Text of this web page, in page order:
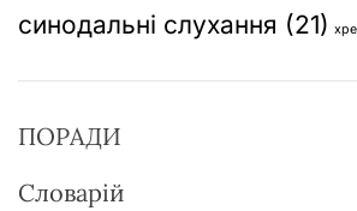
синодальні слухання (21)
ПОРАДИ
Словарій